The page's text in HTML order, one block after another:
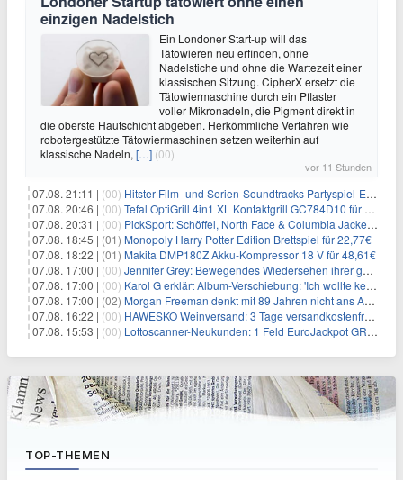
einzigen Nadelstich
Ein Londoner Start-up will das
Tätowieren neu erfinden, ohne
Nadelstiche und ohne die Wartezeit einer
klassischen Sitzung. CipherX ersetzt die
Tätowiermaschine durch ein Pflaster
voller Mikronadeln, die Pigment direkt in
die oberste Hautschicht abgeben. Herkömmliche Verfahren wie
robotergestützte Tätowiermaschinen setzen weiterhin auf
klassische Nadeln, […] (00)
vor 11 Stunden
07.08. 21:11 | (00) Hitster Film- und Serien-Soundtracks Partyspiel-Erweiterung für 6,99€
07.08. 20:46 | (00) Tefal OptiGrill 4in1 XL Kontaktgrill GC784D10 für 239,99€
07.08. 20:31 | (00) PickSport: Schöffel, North Face & Columbia Jacken ab 39,60€
07.08. 18:45 | (01) Monopoly Harry Potter Edition Brettspiel für 22,77€
07.08. 18:22 | (01) Makita DMP180Z Akku-Kompressor 18 V für 48,61€
07.08. 17:00 | (00) Jennifer Grey: Bewegendes Wiedersehen ihrer geschiedenen Eltern kurz vor dem Tod ihrer Mutter
07.08. 17:00 | (00) Karol G erklärt Album-Verschiebung: 'Ich wollte keine persönliche Situation ausnutzen'
07.08. 17:00 | (02) Morgan Freeman denkt mit 89 Jahren nicht ans Aufhören
07.08. 16:22 | (00) HAWESKO Weinversand: 3 Tage versandkostenfrei bestellen (MBW 25€)
07.08. 15:53 | (00) Lottoscanner-Neukunden: 1 Feld EuroJackpot GRATIS spielen
TOP-THEMEN